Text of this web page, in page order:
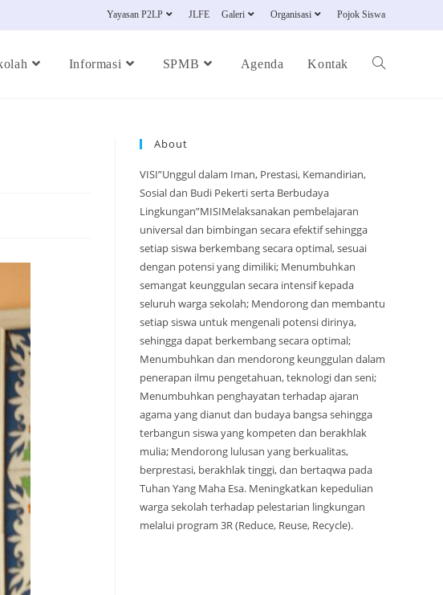
Yayasan P2LP JLFE Galeri Organisasi Pojok Siswa
Informasi SPMB Agenda Kontak
About
VISI”Unggul dalam Iman, Prestasi, Kemandirian,
Sosial dan Budi Pekerti serta Berbudaya
Lingkungan”MISIMelaksanakan pembelajaran
universal dan bimbingan secara efektif sehingga
setiap siswa berkembang secara optimal, sesuai
dengan potensi yang dimiliki; Menumbuhkan
semangat keunggulan secara intensif kepada
seluruh warga sekolah; Mendorong dan membantu
setiap siswa untuk mengenali potensi dirinya,
sehingga dapat berkembang secara optimal;
Menumbuhkan dan mendorong keunggulan dalam
penerapan ilmu pengetahuan, teknologi dan seni;
Menumbuhkan penghayatan terhadap ajaran
agama yang dianut dan budaya bangsa sehingga
terbangun siswa yang kompeten dan berakhlak
mulia; Mendorong lulusan yang berkualitas,
berprestasi, berakhlak tinggi, dan bertaqwa pada
Tuhan Yang Maha Esa. Meningkatkan kepedulian
warga sekolah terhadap pelestarian lingkungan
melalui program 3R (Reduce, Reuse, Recycle).